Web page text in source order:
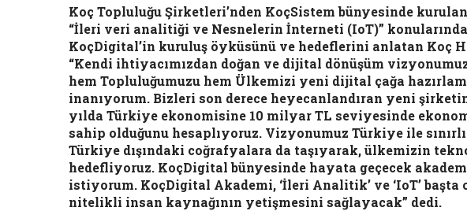
Koç Topluluğu Şirketleri’nden KoçSistem bünyesinde
“İleri veri analitiği ve Nesnelerin İnterneti (IoT)”
KoçDigital’in kuruluş öyküsünü ve hedeflerini anlatan Koç
“Kendi ihtiyacımızdan doğan ve dijital dönüşüm
hem Topluluğumuzu hem Ülkemizi yeni dijital çağa
inanıyorum. Bizleri son derece heyecanlandıran yeni
yılda Türkiye ekonomisine 10 milyar TL seviyesinde
sahip olduğunu hesaplıyoruz. Vizyonumuz Türkiye ile
Türkiye dışındaki coğrafyalara da taşıyarak, ülkemizin
hedefliyoruz. KoçDigital bünyesinde hayata geçecek
istiyorum. KoçDigital Akademi, ‘İleri Analitik’ ve ‘IoT’
nitelikli insan kaynağının yetişmesini sağlayacak” dedi.